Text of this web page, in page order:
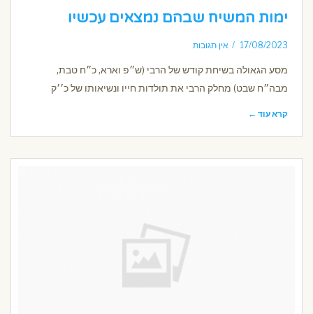
ימות המשיח שבהם נמצאים עכשיו
17/08/2023 אין תגובות
מסע הגאולה בשיחת קודש של הרבי (ש״פ וארא, כ״ח טבת,
מבה״ח שבט) מחלק הרבי את תולדות חייו ונשיאותו של כ׳׳ק
קרא עוד ←